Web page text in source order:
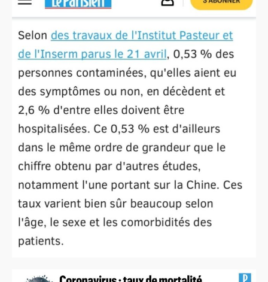
Crises "Covid-19 & H1N1"
Guerre en Ukraine